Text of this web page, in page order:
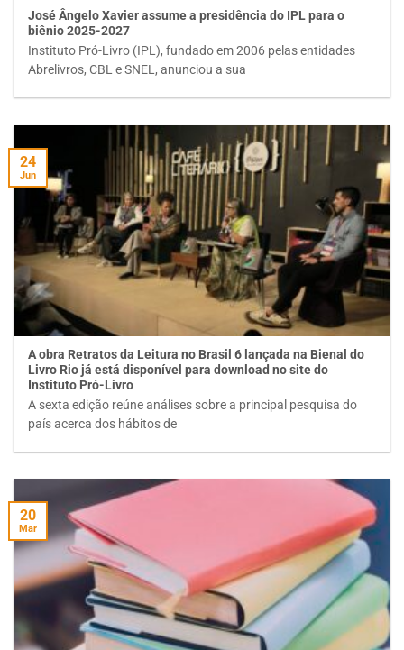
José Ângelo Xavier assume a presidência do IPL para o
biênio 2025-2027
Instituto Pró-Livro (IPL), fundado em 2006 pelas entidades
Abrelivros, CBL e SNEL, anunciou a sua
A obra Retratos da Leitura no Brasil 6 lançada na Bienal do
Livro Rio já está disponível para download no site do
Instituto Pró-Livro
A sexta edição reúne análises sobre a principal pesquisa do
país acerca dos hábitos de
24
Jun
20
Mar